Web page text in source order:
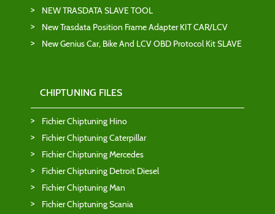
NEW TRASDATA SLAVE TOOL
New Trasdata Position Frame Adapter KIT CAR/LCV
New Genius Car, Bike And LCV OBD Protocol Kit SLAVE
CHIPTUNING FILES
Fichier Chiptuning Hino
Fichier Chiptuning Caterpillar
Fichier Chiptuning Mercedes
Fichier Chiptuning Detroit Diesel
Fichier Chiptuning Man
Fichier Chiptuning Scania